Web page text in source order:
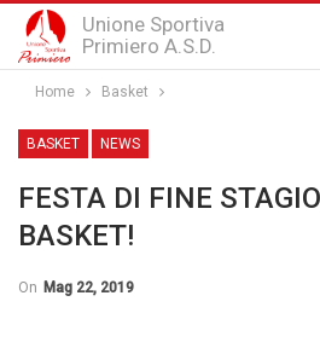
Unione Sportiva
Primiero A.S.D.
Home Basket
BASKET NEWS
FESTA DI FINE
BASKET!
On Mag 22, 2019